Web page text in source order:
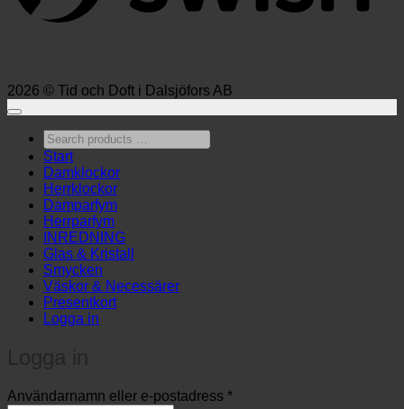
2026 © Tid och Doft i Dalsjöfors AB
Search
products
…
Start
Damklockor
Herrklockor
Damparfym
Herrparfym
INREDNING
Glas & Kristall
Smycken
Väskor & Necessärer
Presentkort
Logga in
Användarnamn eller e-postadress *Obligatoriskt